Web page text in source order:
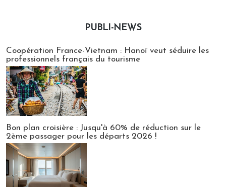
PUBLI-NEWS
Coopération France-Vietnam : Hanoï veut séduire les
professionnels français du tourisme
Bon plan croisière : Jusqu'à 60% de réduction sur le
2ème passager pour les départs 2026 !